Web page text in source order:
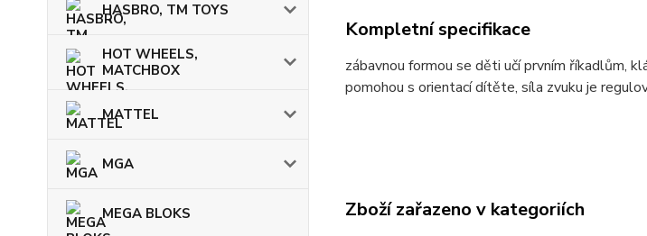
HASBRO, TM TOYS
HOT WHEELS,
MATCHBOX
MATTEL
MGA
MEGA BLOKS
Kompletní specifikace
zábavnou formou se děti učí prvním říkadlům,
pomohou s orientací dítěte, síla zvuku je
Zboží zařazeno v kategoriích